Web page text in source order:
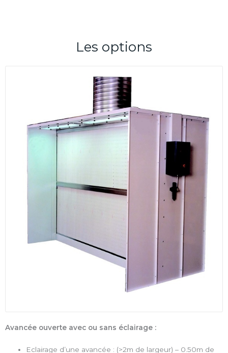
Les options
Avancée ouverte avec ou sans éclairage :
Eclairage d’une avancée : (>2m de largeur) – 0.50m de